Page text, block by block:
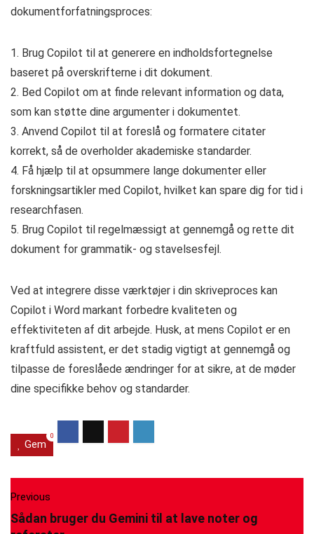
dokumentforfatningsproces:
1. Brug Copilot til at generere en indholdsfortegnelse
baseret på overskrifterne i dit dokument.
2. Bed Copilot om at finde relevant information og data,
som kan støtte dine argumenter i dokumentet.
3. Anvend Copilot til at foreslå og formatere citater
korrekt, så de overholder akademiske standarder.
4. Få hjælp til at opsummere lange dokumenter eller
forskningsartikler med Copilot, hvilket kan spare dig for tid i
researchfasen.
5. Brug Copilot til regelmæssigt at gennemgå og rette dit
dokument for grammatik- og stavelsesfejl.
Ved at integrere disse værktøjer i din skriveproces kan
Copilot i Word markant forbedre kvaliteten og
effektiviteten af dit arbejde. Husk, at mens Copilot er en
kraftfuld assistent, er det stadig vigtigt at gennemgå og
tilpasse de foreslåede ændringer for at sikre, at de møder
dine specifikke behov og standarder.
Gem
0
Previous
Sådan bruger du Gemini til at lave noter og